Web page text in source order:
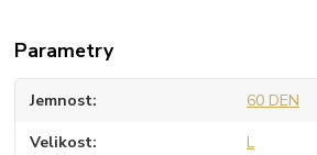
Parametry
Jemnost 60 DEN
Velikost L